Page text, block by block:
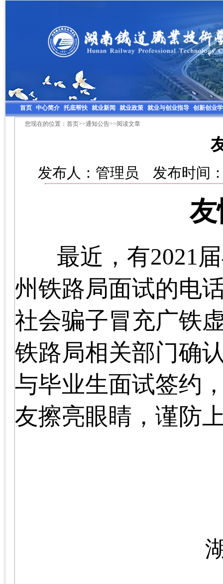
首页 中心简介 托底帮扶 就业新闻 就业政策 就业与创业指导 创新创业
您现在的位置：首页>>通知公告>>阅读文章
发布人：管理员 发布时间
最近，有2021
州铁路局面试的电
社会骗子冒充广铁
铁路局相关部门确
与毕业生面试签约
友擦亮眼睛，谨防